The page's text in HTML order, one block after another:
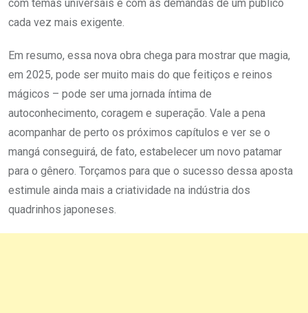
com temas universais e com as demandas de um público
cada vez mais exigente.
Em resumo, essa nova obra chega para mostrar que magia,
em 2025, pode ser muito mais do que feitiços e reinos
mágicos – pode ser uma jornada íntima de
autoconhecimento, coragem e superação. Vale a pena
acompanhar de perto os próximos capítulos e ver se o
mangá conseguirá, de fato, estabelecer um novo patamar
para o gênero. Torçamos para que o sucesso dessa aposta
estimule ainda mais a criatividade na indústria dos
quadrinhos japoneses.